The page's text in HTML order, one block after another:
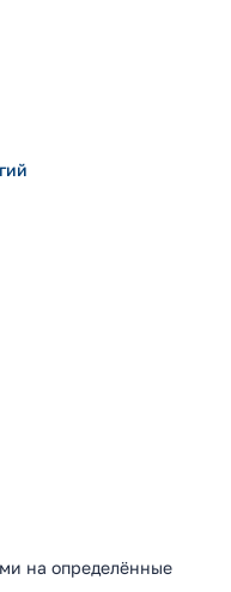
на определённые